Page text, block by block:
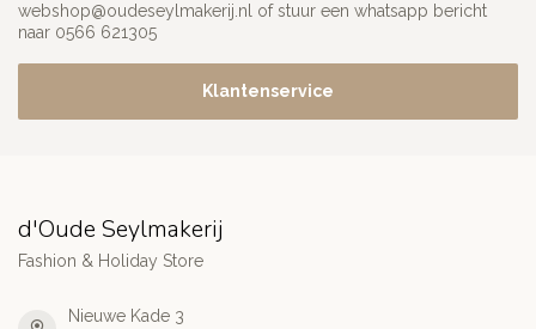
webshop@oudeseylmakerij.nl
of stuur een whatsapp bericht
naar 0566 621305
Klantenservice
d'Oude Seylmakerij
Fashion & Holiday Store
Nieuwe Kade 3